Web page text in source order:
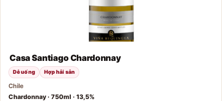
Casa Santiago Chardonnay
Dễ uống Hợp hải sản
Chile
Chardonnay · 750ml · 13,5%